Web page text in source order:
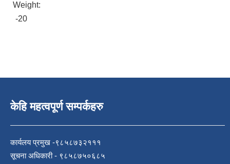
Weight:
-20
केहि महत्वपूर्ण सम्पर्कहरु
कार्यलय प्रमुख -९८५८७३२१११
सूचना अधिकारी - ९८५८७५०६८५